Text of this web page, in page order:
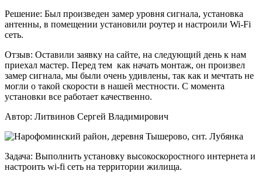
Решение: Был произведен замер уровня сигнала, установка
антенны, в помещении установили роутер и настроили Wi-Fi
сеть.
Отзыв: Оставили заявку на сайте, на следующий день к нам
приехал мастер. Перед тем как начать монтаж, он произвел
замер сигнала, мы были очень удивлены, так как и мечтать не
могли о такой скорости в нашей местности. С момента
установки все работает качественно.
Автор: Литвинов Сергей Владимирович
Задача: Выполнить установку высокоскоростного интернета и
настроить wi-fi сеть на территории жилища.